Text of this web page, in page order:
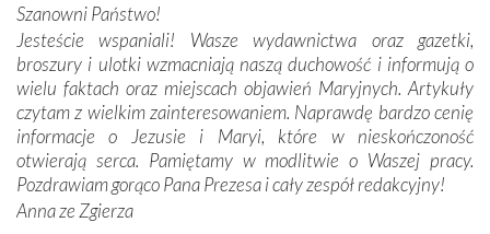
budowniczych.
Podążyliśmy też śladami fatimskich wizjonerów – Łucji
dos Santos oraz świętych Hiacynty i Franciszka Marto.
Modliliśmy się przy ich grobach. Odprawiliśmy Drogę
Krzyżową w ich rodzinnych stronach, odwiedziliśmy
domy, w których żyli.
W miejscu objawień Matki Bożej zapaliliśmy świece
Szanowni Państwo!
Jesteście wspaniali! Wasze wydawnictwa oraz gazetki,
broszury i ulotki wzmacniają naszą duchowość i informują o
wielu faktach oraz miejscach objawień Maryjnych. Artykuły
czytam z wielkim zainteresowaniem. Naprawdę bardzo cenię
informacje o Jezusie i Maryi, które w nieskończoność
otwierają serca. Pamiętamy w modlitwie o Waszej pracy.
Pozdrawiam gorąco Pana Prezesa i cały zespół redakcyjny!
Anna ze Zgierza